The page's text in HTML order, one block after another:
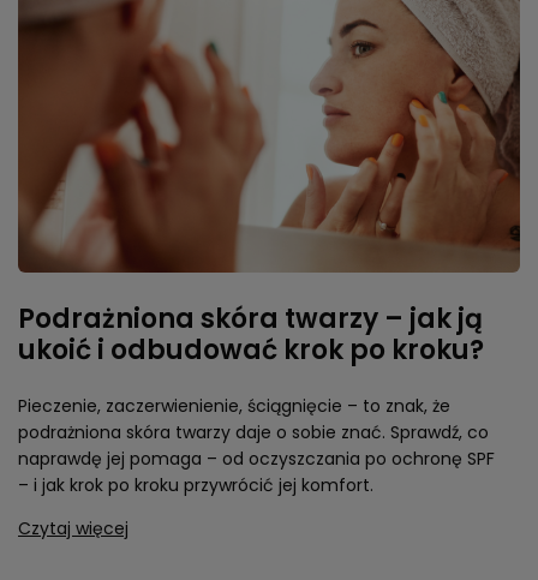
Podrażniona skóra twarzy – jak ją
ukoić i odbudować krok po kroku?
Pieczenie, zaczerwienienie, ściągnięcie – to znak, że
podrażniona skóra twarzy daje o sobie znać. Sprawdź, co
naprawdę jej pomaga – od oczyszczania po ochronę SPF
– i jak krok po kroku przywrócić jej komfort.
Czytaj więcej